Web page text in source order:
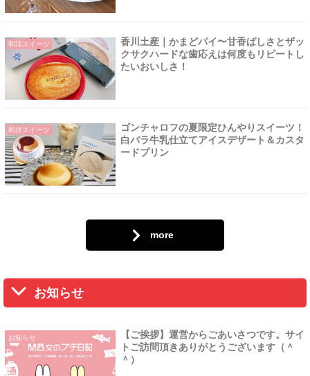
和洋スイーツ
香川土産｜かまどパイ〜甘香ばしさとザッ
クサクハードな歯応えは何度もリピートし
たいおいしさ！
和洋スイーツ
ゴンチャロフの夏限定ひんやりスイーツ！
白バラ牛乳仕立てアイスデザート＆カスタ
ードプリン
more
お知らせ
お知らせ
【ご挨拶】運営からごあいさつです。サイ
トご訪問頂きありがとうございます（＾
＾）